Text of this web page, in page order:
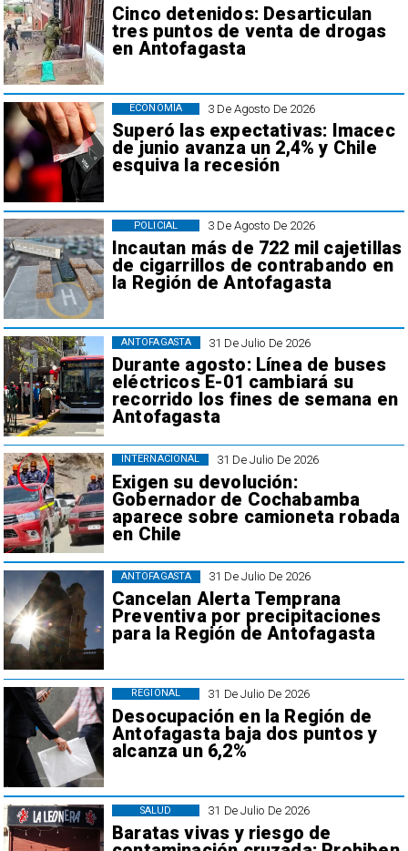
Cinco detenidos: Desarticulan
tres puntos de venta de drogas
en Antofagasta
3 De Agosto De 2026
Superó las expectativas: Imacec
de junio avanza un 2,4% y Chile
esquiva la recesión
ECONOMÍA
3 De Agosto De 2026
Incautan más de 722 mil cajetillas
de cigarrillos de contrabando en
la Región de Antofagasta
POLICIAL
31 De Julio De 2026
Durante agosto: Línea de buses
eléctricos E-01 cambiará su
recorrido los fines de semana en
Antofagasta
ANTOFAGASTA
31 De Julio De 2026
Exigen su devolución:
Gobernador de Cochabamba
aparece sobre camioneta robada
en Chile
INTERNACIONAL
31 De Julio De 2026
Cancelan Alerta Temprana
Preventiva por precipitaciones
para la Región de Antofagasta
ANTOFAGASTA
31 De Julio De 2026
Desocupación en la Región de
Antofagasta baja dos puntos y
alcanza un 6,2%
REGIONAL
31 De Julio De 2026
Baratas vivas y riesgo de
SALUD